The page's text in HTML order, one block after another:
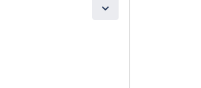
expand_more